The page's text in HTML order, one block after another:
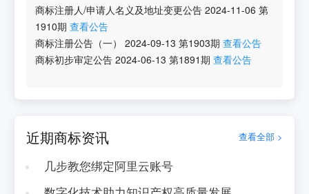
商标注册人/申请人名义及地址变更公告 2024-11-06 第
1910期 查看公告
商标注册公告（一）
2024-09-13 第1903期 查看公告
商标初步审定公告 2024-06-13 第1891期 查看公告
近期商标资讯 查看全部 >
几步教您绑定阿里云账号